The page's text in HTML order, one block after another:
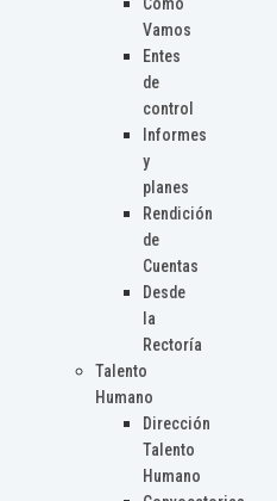
Cómo
Vamos
Entes
de
control
Informes
y
planes
Rendición
de
Cuentas
Desde
la
Rectoría
Talento
Humano
Dirección
Talento
Humano